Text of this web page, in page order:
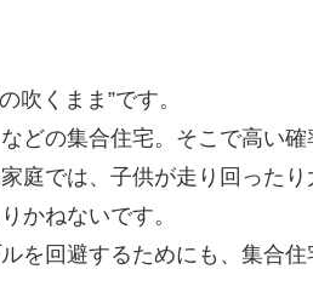
吹くまま”です。
どの集合住宅。そこで高い
庭では、子供が走り回った
かねないです。
を回避するためにも、集合